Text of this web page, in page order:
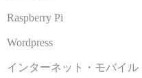
Raspberry Pi
Wordpress
インターネット・モバイル